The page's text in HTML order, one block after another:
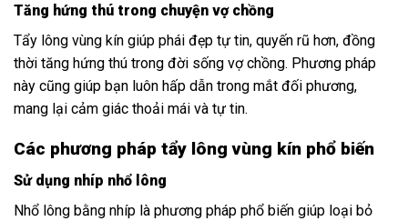
Tăng hứng thú trong chuyện vợ chồng
Tẩy lông vùng kín giúp phái đẹp tự tin, quyến rũ hơn, đồng
thời tăng hứng thú trong đời sống vợ chồng. Phương pháp
này cũng giúp bạn luôn hấp dẫn trong mắt đối phương,
mang lại cảm giác thoải mái và tự tin.
Các phương pháp tẩy lông vùng kín phổ biến
Sử dụng nhíp nhổ lông
Nhổ lông bằng nhíp là phương pháp phổ biến giúp loại bỏ